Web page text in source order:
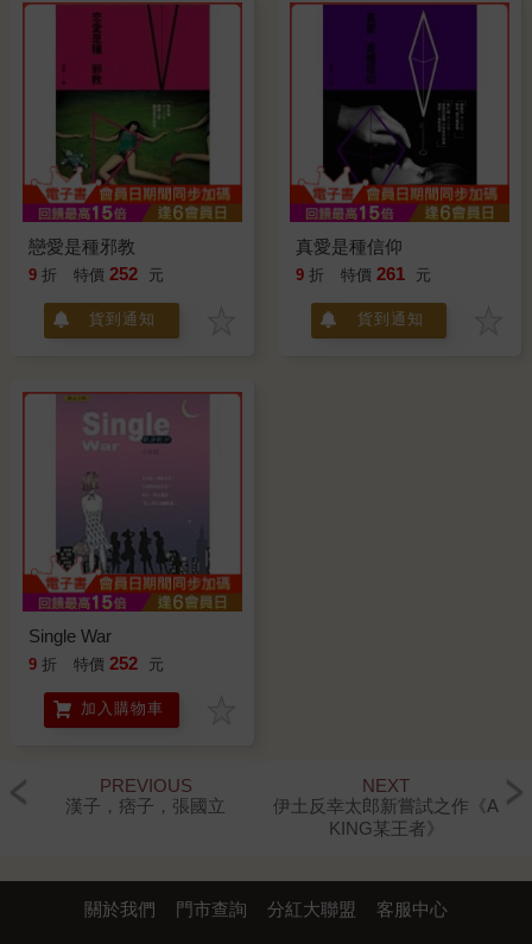
戀愛是種邪教
9 折 特價 252 元
貨到通知
真愛是種信仰
9 折 特價 261 元
貨到通知
Single War
9 折 特價 252 元
加入購物車
PREVIOUS
漢子，痞子，張國立
NEXT
伊土反幸太郎新嘗試之作《A
KING某王者》
關於我們 門市查詢 分紅大聯盟 客服中心